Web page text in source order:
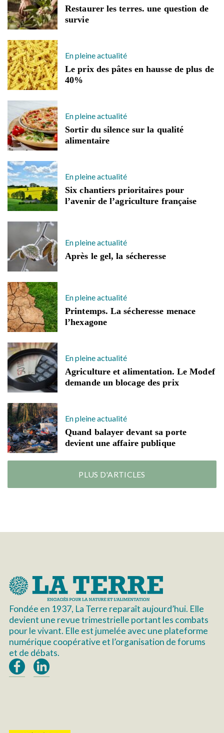
Restaurer les terres. une question de
survie
En pleine actualité
Le prix des pâtes en hausse de plus de
40%
En pleine actualité
Sortir du silence sur la qualité
alimentaire
En pleine actualité
Six chantiers prioritaires pour
l’avenir de l’agriculture française
En pleine actualité
Après le gel, la sécheresse
En pleine actualité
Printemps. La sécheresse menace
l’hexagone
En pleine actualité
Agriculture et alimentation. Le Modef
demande un blocage des prix
En pleine actualité
Quand balayer devant sa porte
devient une affaire publique
PLUS D'ARTICLES
Fondée en 1937, La Terre reparaît aujourd’hui. Elle
devient une revue trimestrielle portant les combats
pour le vivant. Elle est jumelée avec une plateforme
numérique coopérative et l’organisation de forums
et de débats.